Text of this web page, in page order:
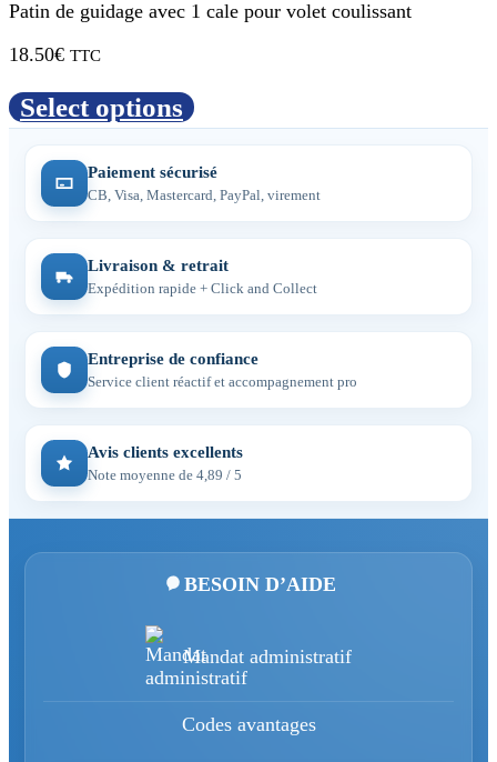
Patin de guidage avec 1 cale pour volet coulissant
18.50€ TTC
Select options
Paiement sécurisé
CB, Visa, Mastercard, PayPal, virement
Livraison & retrait
Expédition rapide + Click and Collect
Entreprise de confiance
Service client réactif et accompagnement pro
Avis clients excellents
Note moyenne de 4,89 / 5
BESOIN D’AIDE
Mandat administratif
Codes avantages